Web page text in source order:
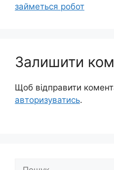
займеться робот
Залишити
Щоб відправити
авторизуватись.
Пошук: